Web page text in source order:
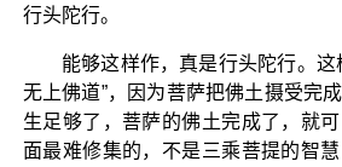
行头陀行。
能够这样作，真是行头陀行。这
无上佛道”，因为菩萨把佛土摄受完
生足够了，菩萨的佛土完成了，就
面最难修集的，不是三乘菩提的智